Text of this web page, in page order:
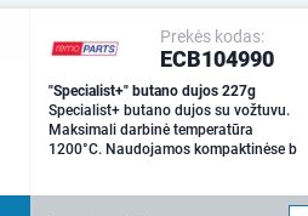
Prekės kodas:
ECB104990
"Specialist+" butano dujos 227g
Specialist+ butano dujos su vožtuvu.
Maksimali darbinė temperatūra
1200°C. Naudojamos kompaktinėse b